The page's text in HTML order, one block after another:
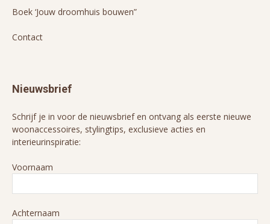
Boek ‘Jouw droomhuis bouwen”
Contact
Nieuwsbrief
Schrijf je in voor de nieuwsbrief en ontvang als eerste nieuwe
woonaccessoires, stylingtips, exclusieve acties en
interieurinspiratie:
Voornaam
Achternaam